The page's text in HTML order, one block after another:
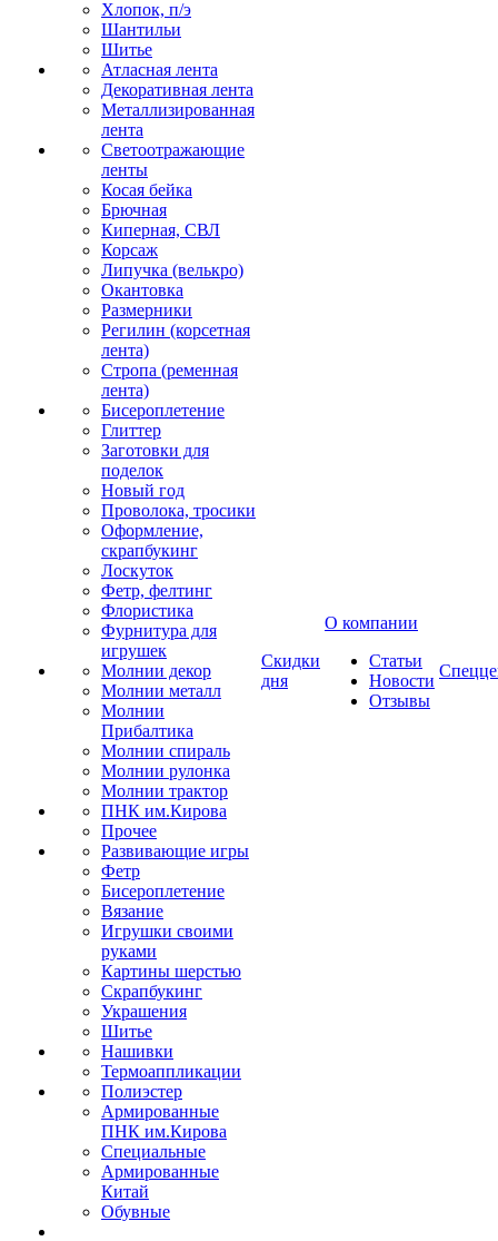
Хлопок, п/э
Шантильи
Шитье
Атласная лента
Декоративная лента
Металлизированная
лента
Светоотражающие
ленты
Косая бейка
Брючная
Киперная, СВЛ
Корсаж
Липучка (велькро)
Окантовка
Размерники
Регилин (корсетная
лента)
Стропа (ременная
лента)
Бисероплетение
Глиттер
Заготовки для
поделок
Новый год
Проволока, тросики
Оформление,
скрапбукинг
Лоскуток
Фетр, фелтинг
Флористика
Фурнитура для
игрушек
Молнии декор
Молнии металл
Молнии
Прибалтика
Молнии спираль
Молнии рулонка
Молнии трактор
ПНК им.Кирова
Прочее
Развивающие игры
Фетр
Бисероплетение
Вязание
Игрушки своими
руками
Картины шерстью
Скрапбукинг
Украшения
Шитье
Нашивки
Термоаппликации
Полиэстер
Армированные
ПНК им.Кирова
Специальные
Армированные
Китай
Обувные
Скидки
дня
О компании
Статьи
Новости
Отзывы